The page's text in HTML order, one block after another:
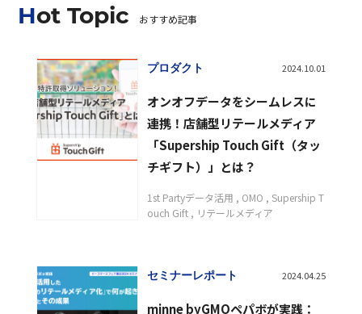
Hot Topic おすすめ記事
プロダクト 2024.10.01
オンオフデータをシームレスに
連携！店舗型リテールメディア
「Supership Touch Gift（タッ
チギフト）」とは？
1st Partyデータ活用 OMO
Supership T
ouch Gift
リテールメディア
セミナーレポート 2024.04.25
minne byGMOペパボが実践：